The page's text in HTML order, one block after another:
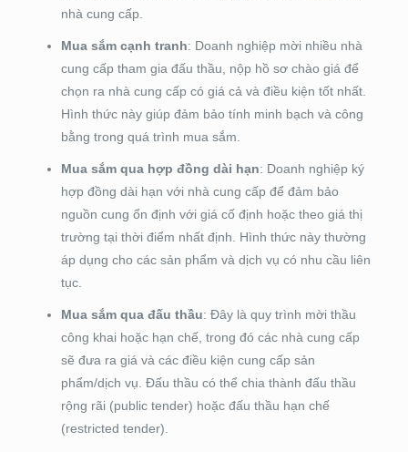
nhà cung cấp.
Mua sắm cạnh tranh: Doanh nghiệp mời nhiều nhà
cung cấp tham gia đấu thầu, nộp hồ sơ chào giá để
chọn ra nhà cung cấp có giá cả và điều kiện tốt nhất.
Hình thức này giúp đảm bảo tính minh bạch và công
bằng trong quá trình mua sắm.
Mua sắm qua hợp đồng dài hạn: Doanh nghiệp ký
hợp đồng dài hạn với nhà cung cấp để đảm bảo
nguồn cung ổn định với giá cố định hoặc theo giá thị
trường tại thời điểm nhất định. Hình thức này thường
áp dụng cho các sản phẩm và dịch vụ có nhu cầu liên
tục.
Mua sắm qua đấu thầu: Đây là quy trình mời thầu
công khai hoặc hạn chế, trong đó các nhà cung cấp
sẽ đưa ra giá và các điều kiện cung cấp sản
phẩm/dịch vụ. Đấu thầu có thể chia thành đấu thầu
rộng rãi (public tender) hoặc đấu thầu hạn chế
(restricted tender).